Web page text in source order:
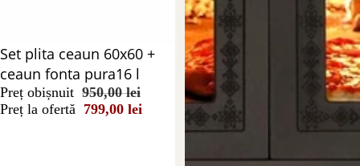
Reducere 16%
Set plita ceaun 60x60 +
ceaun fonta pura16 l
Preț obișnuit 950,00 lei
Preț la ofertă 799,00 lei